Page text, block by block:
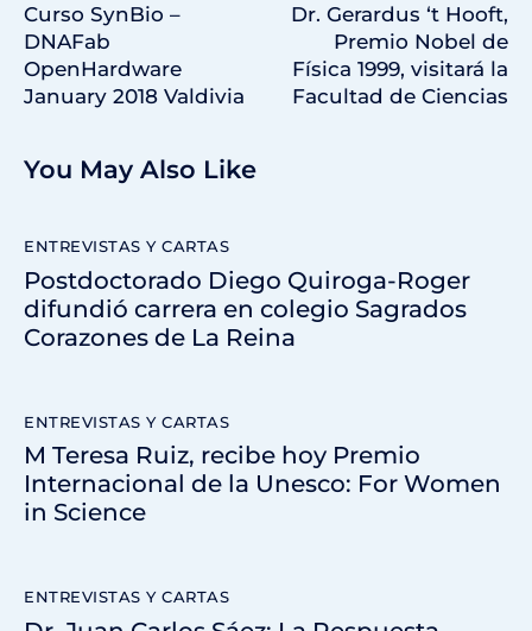
Curso SynBio –
DNAFab
OpenHardware
January 2018 Valdivia
Dr. Gerardus ‘t Hooft,
Premio Nobel de
Física 1999, visitará la
Facultad de Ciencias
You May Also Like
ENTREVISTAS Y CARTAS
Postdoctorado Diego Quiroga-Roger
difundió carrera en colegio Sagrados
Corazones de La Reina
ENTREVISTAS Y CARTAS
M Teresa Ruiz, recibe hoy Premio
Internacional de la Unesco: For Women
in Science
ENTREVISTAS Y CARTAS